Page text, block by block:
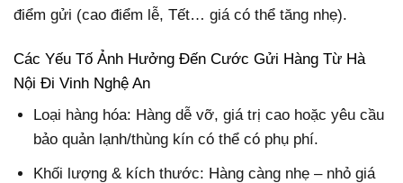
điểm gửi (cao điểm lễ, Tết… giá có thể tăng nhẹ).
Các Yếu Tố Ảnh Hưởng Đến Cước Gửi Hàng Từ Hà
Nội Đi Vinh Nghệ An
Loại hàng hóa: Hàng dễ vỡ, giá trị cao hoặc yêu cầu
bảo quản lạnh/thùng kín có thể có phụ phí.
Khối lượng & kích thước: Hàng càng nhẹ – nhỏ giá